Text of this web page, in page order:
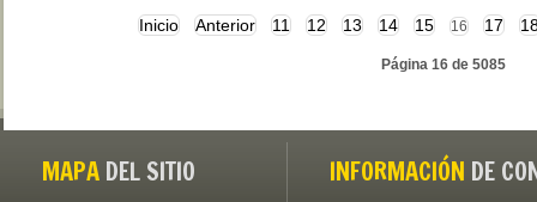
Inicio Anterior 11 12 13 14 15 16 17
Página 16 de 5085
MAPA DEL SITIO INFORMACIÓN DE